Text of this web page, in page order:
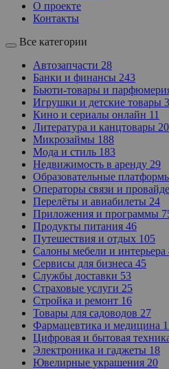
О проекте
Контакты
Все категории
Автозапчасти 28
Банки и финансы 243
Бьюти-товары и
Игрушки и детские товары
Кино и сериалы онлайн 11
Литература и канцтовары 20
Микрозаймы 188
Мода и стиль 183
Недвижимость в аренду 29
Образовательные
Операторы связи и
Перелёты и авиабилеты 24
Приложения и программы
Продукты питания 46
Путешествия и отдых 105
Салоны мебели и интерьера
Сервисы для бизнеса 45
Службы доставки 53
Страховые услуги 25
Стройка и ремонт 16
Товары для садоводов 27
Фармацевтика и медицина
Цифровая и бытовая
Электроника и гаджеты 18
Ювелирные украшения 20